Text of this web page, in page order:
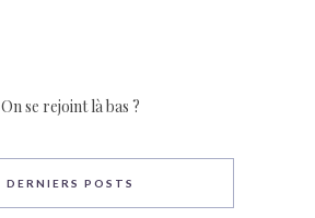
On se rejoint là bas ?
DERNIERS POSTS